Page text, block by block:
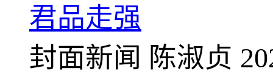
君品走强
封面新闻 陈淑贞